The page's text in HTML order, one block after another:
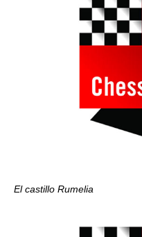
El castillo Rumelia